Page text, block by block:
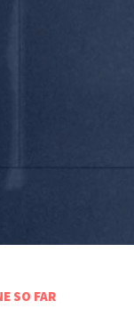
SO FAR